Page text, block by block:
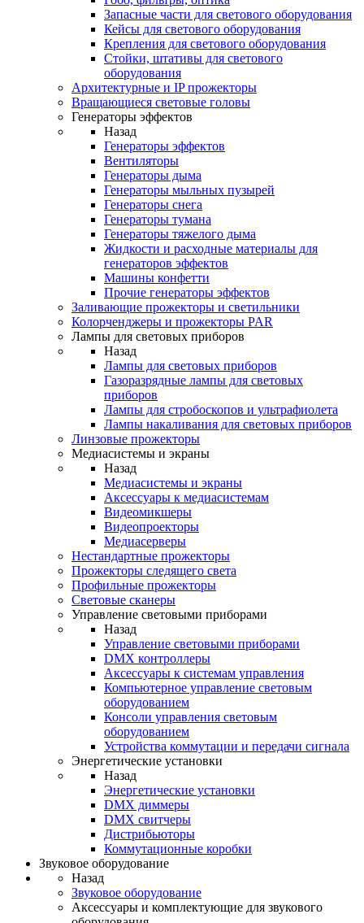
Запасные части для светового оборудования
Кейсы для светового оборудования
Крепления для светового оборудования
Стойки, штативы для светового
оборудования
Архитектурные и IP прожекторы
Вращающиеся световые головы
Генераторы эффектов
Назад
Генераторы эффектов
Вентиляторы
Генераторы дыма
Генераторы мыльных пузырей
Генераторы снега
Генераторы тумана
Генераторы тяжелого дыма
Жидкости и расходные материалы для
генераторов эффектов
Машины конфетти
Прочие генераторы эффектов
Заливающие прожекторы и светильники
Колорченджеры и прожекторы PAR
Лампы для световых приборов
Назад
Лампы для световых приборов
Газоразрядные лампы для световых
приборов
Лампы для стробоскопов и ультрафиолета
Лампы накаливания для световых приборов
Линзовые прожекторы
Медиасистемы и экраны
Назад
Медиасистемы и экраны
Аксессуары к медиасистемам
Видеомикшеры
Видеопроекторы
Медиасерверы
Нестандартные прожекторы
Прожекторы следящего света
Профильные прожекторы
Световые сканеры
Управление световыми приборами
Назад
Управление световыми приборами
DMX контроллеры
Аксессуары к системам управления
Компьютерное управление световым
оборудованием
Консоли управления световым
оборудованием
Устройства коммутации и передачи сигнала
Энергетические установки
Назад
Энергетические установки
DMX диммеры
DMX свитчеры
Дистрибьюторы
Коммутационные коробки
Звуковое оборудование
Назад
Звуковое оборудование
Аксессуары и комплектующие для звукового